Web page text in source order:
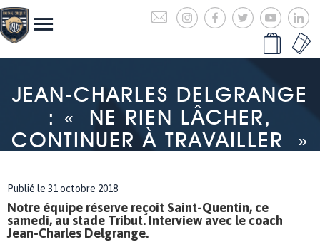
JEAN-CHARLES DELGRANGE
: « NE RIEN LÂCHER,
CONTINUER À TRAVAILLER »
Publié le 31 octobre 2018
Notre équipe réserve reçoit Saint-Quentin, ce
samedi, au stade Tribut. Interview avec le coach
Jean-Charles Delgrange.